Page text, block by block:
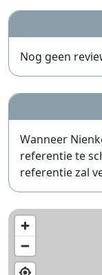
Nog geen
Wanneer
referentie te
referentie zal